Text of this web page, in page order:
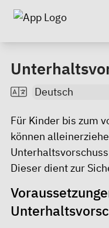
Für Kinder bis zum
können
Dieser dient zur